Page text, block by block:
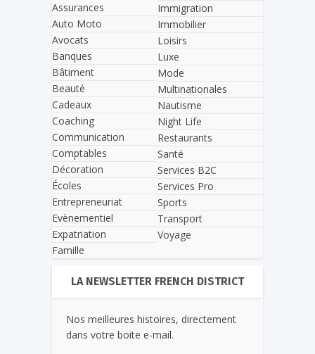
Assurances
Auto Moto
Avocats
Banques
Bâtiment
Beauté
Cadeaux
Coaching
Communication
Comptables
Décoration
Écoles
Entrepreneuriat
Evènementiel
Expatriation
Famille
Immigration
Immobilier
Loisirs
Luxe
Mode
Multinationales
Nautisme
Night Life
Restaurants
Santé
Services B2C
Services Pro
Sports
Transport
Voyage
LA NEWSLETTER FRENCH DISTRICT
Nos meilleures histoires, directement
dans votre boite e-mail.